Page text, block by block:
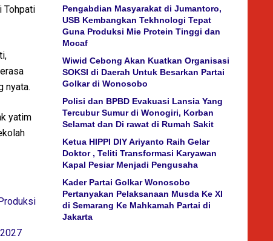
Tohpati
nyata.
yatim
Pengabdian Masyarakat di Jumantoro,
USB Kembangkan Tekhnologi Tepat
Guna Produksi Mie Protein Tinggi dan
Mocaf
Wiwid Cebong Akan Kuatkan Organisasi
SOKSI di Daerah Untuk Besarkan Partai
Golkar di Wonosobo
Polisi dan BPBD Evakuasi Lansia Yang
Tercubur Sumur di Wonogiri, Korban
Selamat dan Di rawat di Rumah Sakit
Ketua HIPPI DIY Ariyanto Raih Gelar
Doktor , Teliti Transformasi Karyawan
Kapal Pesiar Menjadi Pengusaha
Kader Partai Golkar Wonosobo
Pertanyakan Pelaksanaan Musda Ke XI
di Semarang Ke Mahkamah Partai di
Jakarta